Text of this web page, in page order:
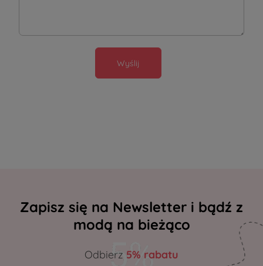
Wyślij
Zapisz się na Newsletter i bądź z
modą na bieżąco
Odbierz 5% rabatu